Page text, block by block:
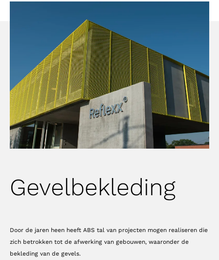
Gevelbekleding
Door de jaren heen heeft ABS tal van projecten mogen realiseren die
zich betrokken tot de afwerking van gebouwen, waaronder de
bekleding van de gevels.